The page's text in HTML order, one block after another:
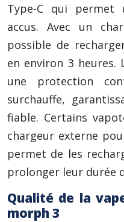
Type-C qui permet
accus. Avec un
possible de
en environ 3 heures.
une protection
surchauffe,
fiable. Certains
chargeur externe
permet de les
prolonger leur durée
Qualité de la
morph 3